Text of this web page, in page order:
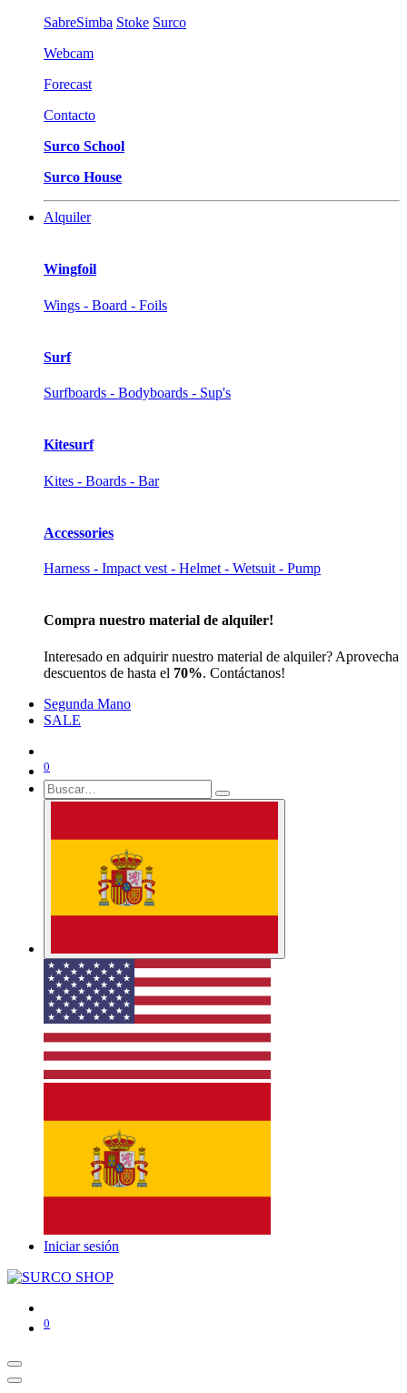
SabreSimba Stoke Surco
Webcam
Forecast
Contacto
Surco School
Surco House
Alquiler
Wingfoil
Wings - Board - Foils
Surf
Surfboards - Bodyboards - Sup's
Kitesurf
Kites - Boards - Bar
Accessories
Harness - Impact vest - Helmet - Wetsuit - Pump
Compra nuestro material de alquiler!
Interesado en adquirir nuestro material de alquiler? Aprovecha
descuentos de hasta el 70%. Contáctanos!
Segunda Mano
SALE
0
Iniciar sesión
0